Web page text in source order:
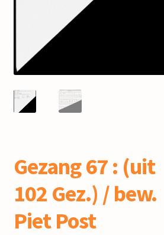
Gezang 67 : (uit
102 Gez.) / bew.
Piet Post